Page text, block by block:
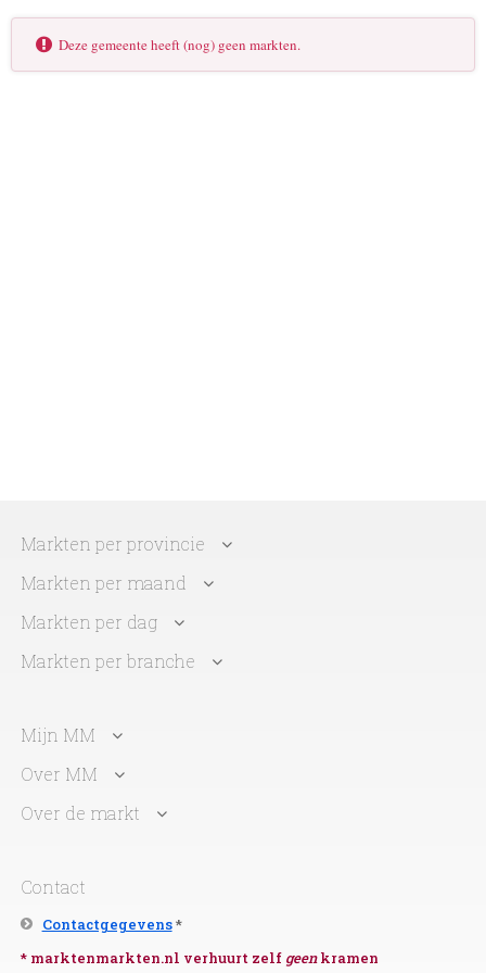
Deze gemeente heeft (nog) geen markten.
Markten per provincie
Markten per maand
Markten per dag
Markten per branche
Mijn MM
Over MM
Over de markt
Contact
Contactgegevens*
* marktenmarkten.nl verhuurt zelf geenkramen